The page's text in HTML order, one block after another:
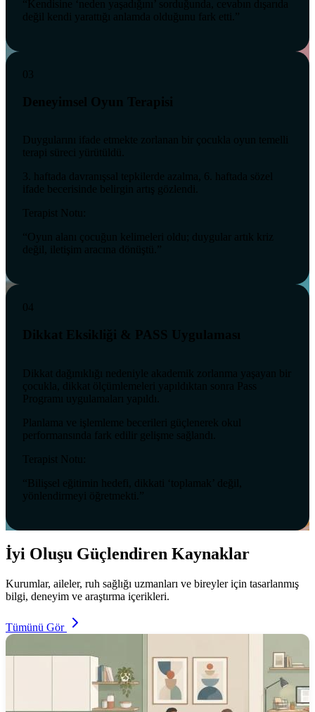
“Kendisine ‘neden yaşadığını’ sorduğunda, cevabın dışarıda
değil kendi yarattığı anlamda olduğunu fark etti.”
03
Deneyimsel Oyun Terapisi
Duygularını ifade etmekte zorlanan bir çocukla oyun temelli
terapi süreci yürütüldü.
3. haftada davranışsal tepkilerde azalma, 6. haftada sözel
ifade becerisinde belirgin artış gözlendi.
Terapist Notu:
“Oyun alanı çocuğun kelimeleri oldu; duygular artık kriz
değil, iletişim aracına dönüştü.”
04
Dikkat Eksikliği & PASS Uygulaması
Dikkat dağınıklığı nedeniyle akademik zorlanma yaşayan bir
çocukla, dikkat ölçümlemeleri yapıldıktan sonra Pass
Programı uygulamaları yapıldı.
Planlama ve işlemleme becerileri güçlenerek okul
performansında fark edilir gelişme sağlandı.
Terapist Notu:
“Bilişsel eğitimin hedefi, dikkati ‘toplamak’ değil,
yönlendirmeyi öğretmekti.”
İyi Oluşu Güçlendiren Kaynaklar
Kurumlar, aileler, ruh sağlığı uzmanları ve bireyler için tasarlanmış
bilgi, deneyim ve araştırma içerikleri.
Tümünü Gör